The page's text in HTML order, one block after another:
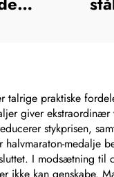
talrige praktiske
giver
stykprisen,
halvmaraton-
I modsætning til